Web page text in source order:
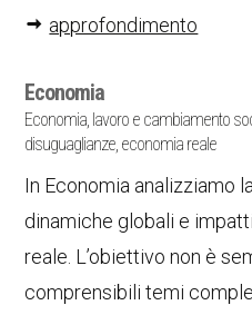
approfondimento
Economia
Economia, lavoro e cambiamento
disuguaglianze, economia reale
In Economia analizziamo
dinamiche globali e
reale. L’obiettivo non è
comprensibili temi